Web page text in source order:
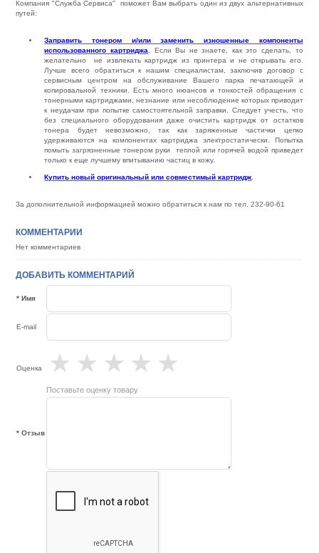
Компания "Служба Сервиса" поможет Вам выбрать один из двух альтернативных
путей:
Заправить тонером и/или заменить изношенные компоненты
использованного картриджа
Если Вы не знаете, как это сделать, то
желательно не извлекать картридж из принтера и не открывать его.
Лучше всего обратиться к нашим специалистам, заключив договор с
сервисным центром на обслуживание Вашего парка печатающей и
копировальной техники. Есть много нюансов и тонкостей обращения с
тонерными картриджами, незнание или несоблюдение которых приводит
к неудачам при попытке самостоятельной заправки. Следует учесть, что
без специального оборудования даже очистить картридж от остатков
тонера будет невозможно, так как заряженные частички цепко
удерживаются на компонентах картриджа электростатически. Попытка
помыть загрязненные тонером руки теплой или горячей водой приведет
только к еще лучшему впитыванию частиц в кожу.
Купить новый оригинальный или совместимый картридж
За дополнительной информацией можно обратиться к нам по тел. 232-90-61
КОММЕНТАРИИ
Нет комментариев
ДОБАВИТЬ КОММЕНТАРИЙ
* Имя
E-mail
Оценка ★
★
★
★
★
Поставьте оценку товару
* Отзыв